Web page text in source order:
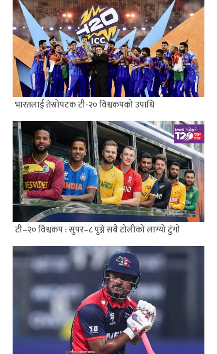
भारतलाई तेस्रोपटक टी-२० विश्वकपको उपाधि
टी–२० विश्वकप : सुपर–८ पुग्ने सबै टोलीको लाग्यो टुंगो